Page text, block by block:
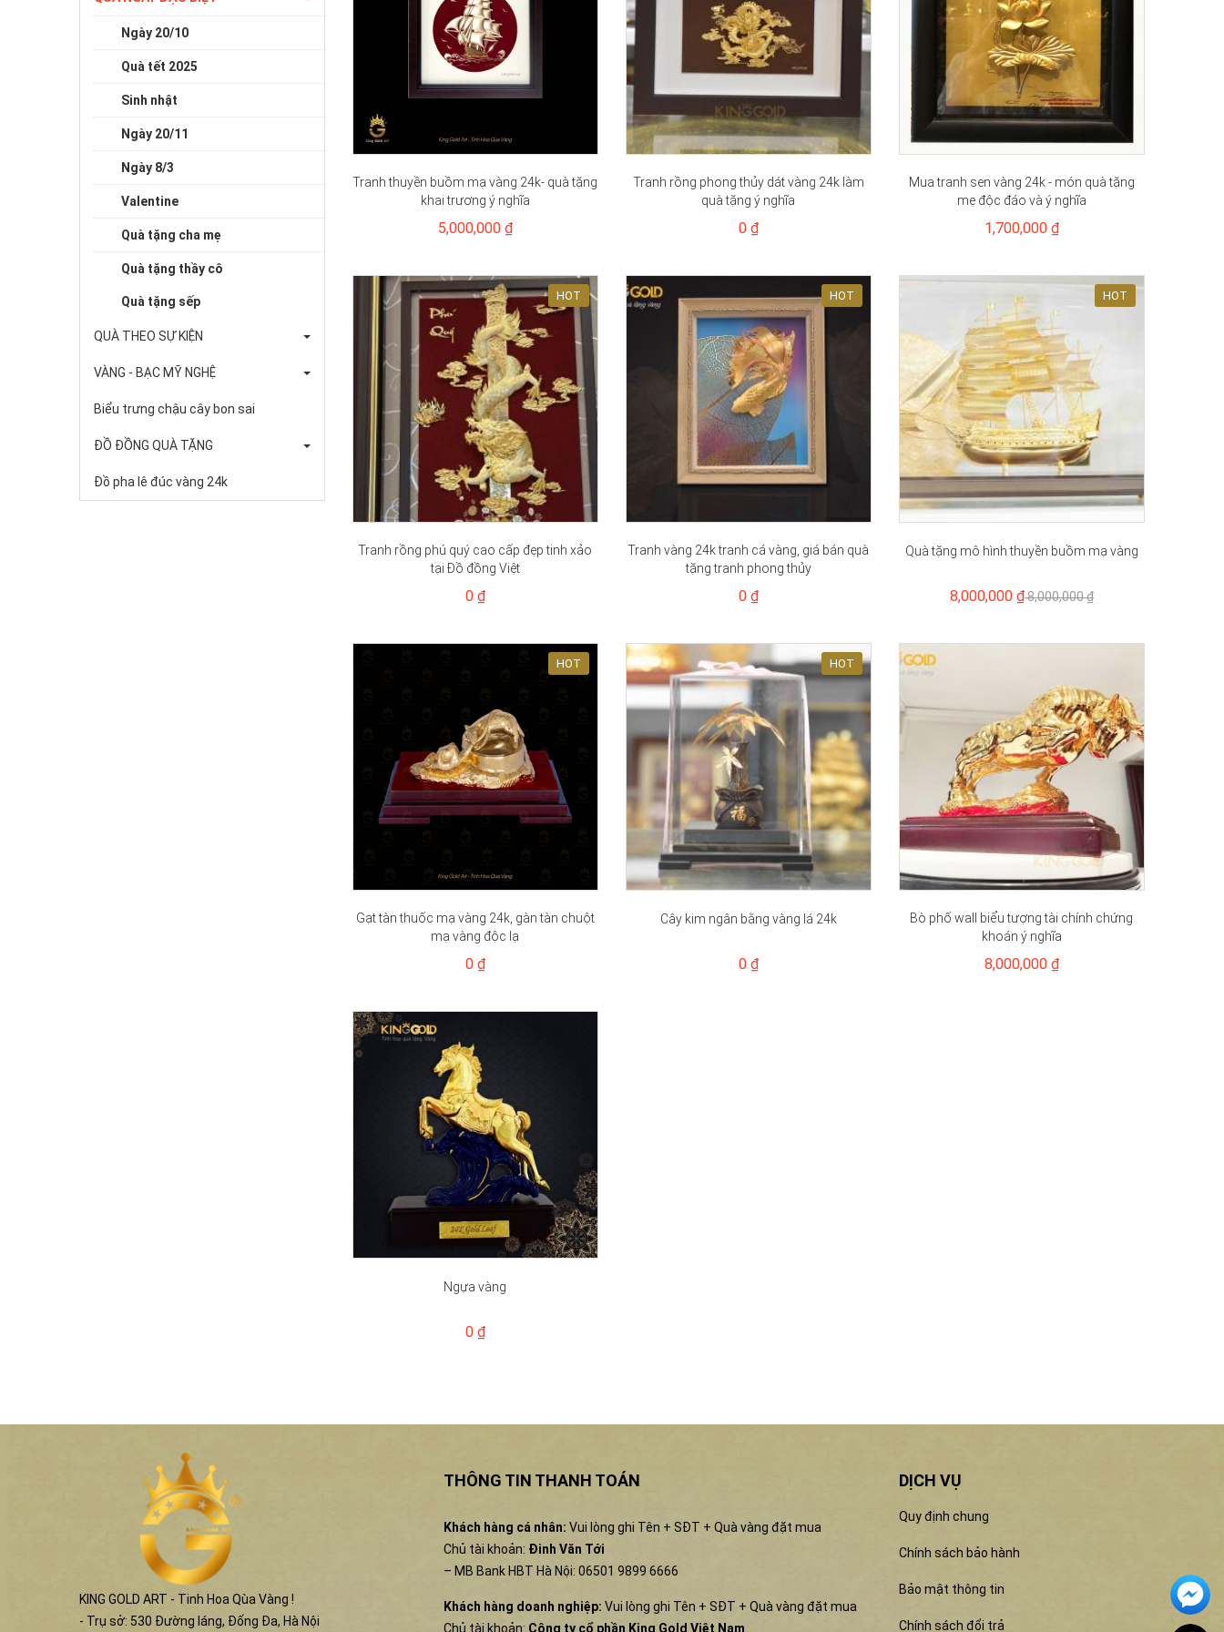
Ngày 20/10
Quà tết 2025
Sinh nhật
Ngày 20/11
Ngày 8/3
Valentine
Quà tặng cha mẹ
Quà tặng thầy cô
Quà tặng sếp
QUÀ THEO SỰ KIỆN
VÀNG - BẠC MỸ NGHỆ
Biểu trưng chậu cây bon sai
ĐỒ ĐỒNG QUÀ TẶNG
Đồ pha lê đúc vàng 24k
Tranh thuyền buồm mạ vàng 24k- quà tặng
khai trương ý nghĩa
5,000,000 ₫
Tranh rồng phong thủy dát vàng 24k làm
quà tặng ý nghĩa
0 ₫
Mua tranh sen vàng 24k - món quà tặng
mẹ độc đáo và ý nghĩa
1,700,000 ₫
HOT
Tranh rồng phú quý cao cấp đẹp tinh xảo
tại Đồ đồng Việt
0 ₫
HOT
Tranh vàng 24k tranh cá vàng, giá bán quà
tặng tranh phong thủy
0 ₫
HOT
Quà tặng mô hình thuyền buồm mạ vàng
8,000,000 ₫8,000,000 ₫
HOT
Gạt tàn thuốc mạ vàng 24k, gàn tàn chuột
mạ vàng độc lạ
0 ₫
HOT
Cây kim ngân bằng vàng lá 24k
0 ₫
Bò phố wall biểu tượng tài chính chứng
khoán ý nghĩa
8,000,000 ₫
Ngựa vàng
0 ₫
KING GOLD ART - Tinh Hoa Qùa Vàng !
- Trụ sở: 530 Đường láng, Đống Đa, Hà Nội
THÔNG TIN THANH TOÁN
Khách hàng cá nhân: Vui lòng ghi Tên + SĐT + Quà vàng đặt mua
Chủ tài khoản: Đinh Văn Tới
– MB Bank HBT Hà Nội: 06501 9899 6666
Khách hàng doanh nghiệp: Vui lòng ghi Tên + SĐT + Quà vàng đặt mua
Chủ tài khoản: Công ty cổ phần King Gold Việt Nam
DỊCH VỤ
Quy định chung
Chính sách bảo hành
Bảo mật thông tin
Chính sách đổi trả